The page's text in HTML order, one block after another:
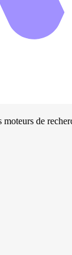
moteurs de